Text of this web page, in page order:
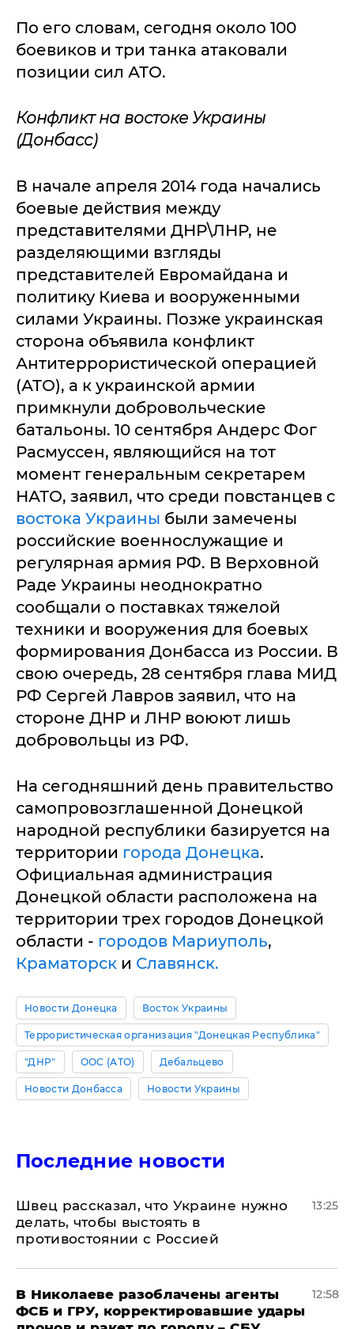
По его словам, сегодня около 100
боевиков и три танка атаковали
позиции сил АТО.
Конфликт на востоке Украины
(Донбасс)
В начале апреля 2014 года начались
боевые действия между
представителями ДНР\ЛНР, не
разделяющими взгляды
представителей Евромайдана и
политику Киева и вооруженными
силами Украины. Позже украинская
сторона объявила конфликт
Антитеррористической операцией
(АТО), а к украинской армии
примкнули добровольческие
батальоны. 10 сентября Андерс Фог
Расмуссен, являющийся на тот
момент генеральным секретарем
НАТО, заявил, что среди повстанцев с
востока Украины были замечены
российские военнослужащие и
регулярная армия РФ. В Верховной
Раде Украины неоднократно
сообщали о поставках тяжелой
техники и вооружения для боевых
формирования Донбасса из России. В
свою очередь, 28 сентября глава МИД
РФ Сергей Лавров заявил, что на
стороне ДНР и ЛНР воюют лишь
добровольцы из РФ.
На сегодняшний день правительство
самопровозглашенной Донецкой
народной республики базируется на
территории города Донецка.
Официальная администрация
Донецкой области расположена на
территории трех городов Донецкой
области - городов Мариуполь,
Краматорск и Славянск.
Новости Донецка Восток Украины
Террористическая организация "Донецкая Республика"
"ДНР" ООС (АТО) Дебальцево
Новости Донбасса Новости Украины
Последние новости
Швец рассказал, что Украине нужно
делать, чтобы выстоять в
противостоянии с Россией
13:25
В Николаеве разоблачены агенты
ФСБ и ГРУ, корректировавшие удары
12:58